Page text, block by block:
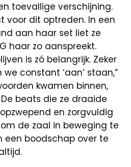
toevallige verschijning.
voor dit optreden. In een
aan haar set liet ze
haar zo aanspreekt.
is zó belangrijk. Zeker
constant ‘aan’ staan,”
kwamen binnen,
beats die ze draaide
en zorgvuldig
de zaal in beweging te
een boodschap over te